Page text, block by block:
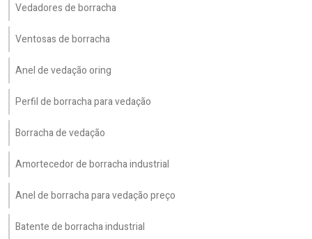
Vedadores de borracha
Ventosas de borracha
Anel de vedação oring
Perfil de borracha para vedação
Borracha de vedação
Amortecedor de borracha industrial
Anel de borracha para vedação preço
Batente de borracha industrial